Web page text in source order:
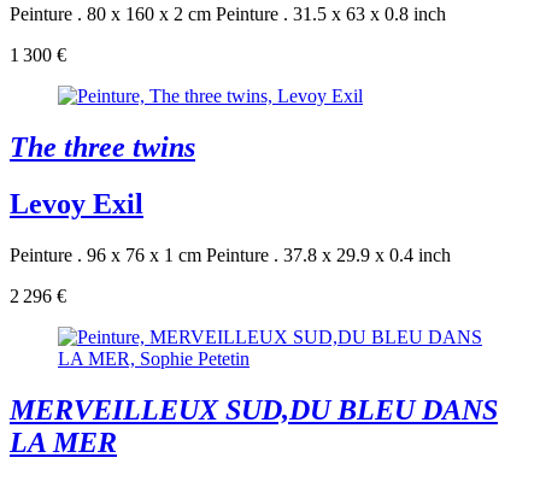
Peinture . 80 x 160 x 2 cm Peinture . 31.5 x 63 x 0.8 inch
1 300 €
The three twins
Levoy Exil
Peinture . 96 x 76 x 1 cm Peinture . 37.8 x 29.9 x 0.4 inch
2 296 €
MERVEILLEUX SUD,DU BLEU DANS
LA MER